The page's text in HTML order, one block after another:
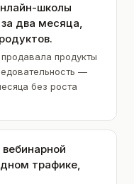
школы
за два месяца,
продукты
—
без роста
трафике,